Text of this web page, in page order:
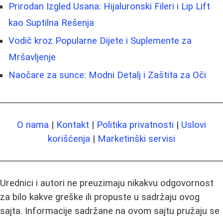
Prirodan Izgled Usana: Hijaluronski Fileri i Lip Lift
kao Suptilna Rešenja
Vodič kroz Popularne Dijete i Suplemente za
Mršavljenje
Naočare za sunce: Modni Detalj i Zaštita za Oči
O nama | Kontakt | Politika privatnosti | Uslovi
korišćenja | Marketinški servisi
Urednici i autori ne preuzimaju nikakvu odgovornost
za bilo kakve greške ili propuste u sadržaju ovog
sajta. Informacije sadržane na ovom sajtu pružaju se